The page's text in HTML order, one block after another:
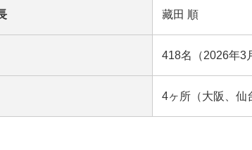
藏田 順
418名（2026年3
4ヶ所（大阪、仙